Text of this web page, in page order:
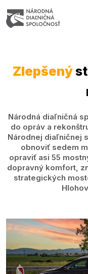
Zlepšený
Národná diaľničná
do opráv a
Národnej diaľničnej
obnoviť sedem
opraviť asi 55
dopravný komfort,
strategických